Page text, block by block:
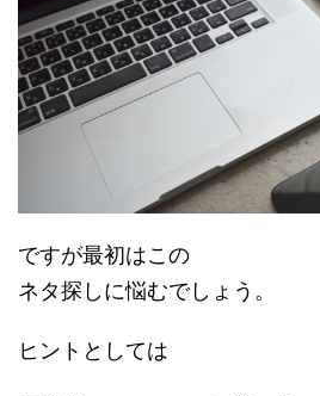
ですが最初はこの
ネタ探しに悩むでしょう。
ヒントとしては